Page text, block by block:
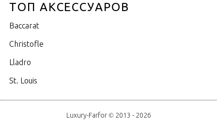
ТОП АКСЕССУАРОВ
Baccarat
Christofle
Lladro
St. Louis
Luxury-Farfor © 2013 - 2026